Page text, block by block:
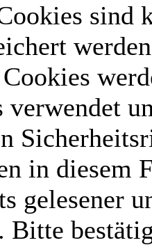
sind
verwendet
in diesem
gelesener
Bitte